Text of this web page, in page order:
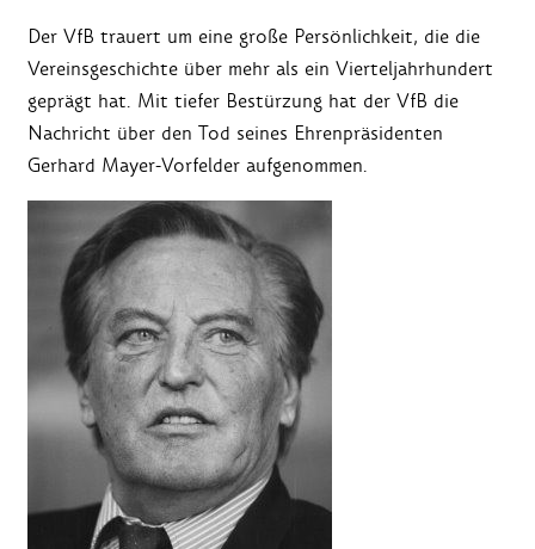
Der VfB trauert um eine große Persönlichkeit, die die
Vereinsgeschichte über mehr als ein Vierteljahrhundert
geprägt hat. Mit tiefer Bestürzung hat der VfB die
Nachricht über den Tod seines Ehrenpräsidenten
Gerhard Mayer-Vorfelder aufgenommen.